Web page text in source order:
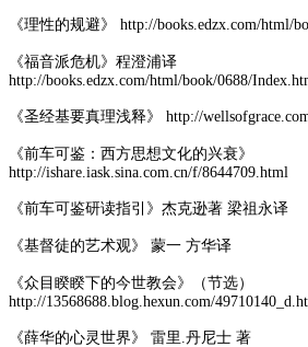
《理性的规避》 http://books.edzx.com/html/
《福音派危机》程澄浦译
http://books.edzx.com/html/book/0688/
《圣经基要真理浅释》 http://
《前车可鉴：西方思想文化的兴衰》
http://ishare.iask.sina.com.cn/f/8644709.html
《前车可鉴研读指引》杰克逊著 梁祖永译
《基督徒的艺术观》 蒙一 方华译
《众目睽睽下的今世教会》（节选）
http://13568688.blog.hexun.com/
《薛华的心灵世界》 雷里.丹尼士 著